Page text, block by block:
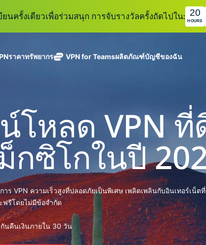
นครั้งเดียวเพื่อร่วมสนุก การจับรางวัลครั้งถัดไปใน: 20
HOURS
งบริการออนไลน์อย่างปลอดภัย
VPN สำหรับเล่นเกม
จดูคุณสมบัติทั้งหมด
เกี่ยวกับ ExpressVPN
การสมัครสมาชิกหนึ่งบัญชีจะมอบการเข้าถึงชุดเ
และความปลอดภัยที่มีการเพิ่มขึ้นอย่างต่อเนื่อง
อย่างราบรื่นเพื่อยกระดับชีวิตดิจิทัลของคุณ
ดูผลิตภัณฑ์ทั้งหมด
ใหม่
ราคาทรัพยากร
วิธีใช้งาน VPN
อธิบายการเข้ารหัสของ VPN
VPN for Teamsผลิตภัณฑ์
ร์ฟเวอร์
ยใน
113
ปกป้องกล่องข้อความ
ขาเข้าและตัวตนของ
คุณ
ารรหัส
ความ
การ
ตน
และ
ExpressAI
AI สำหรับผู้
บริโภคราย
แรกที่ขับ
เคลื่อนโดย
confidential
computing
สำหรับความ
holiday.com
eSIM
eSIM ฟรีใน
กว่า 150
ประเทศ
Award-
winning
macOS
antivirus,
firewall,
system tools,
and more.
บัญชีของฉัน
โหลด VPN ที่
กซิโกในปี
VPN ความเร็วสูงที่ปลอดภัยเป็นพิเศษ เพลิดเพลินกับอินเทอร์เน็ตที่
ฟรีโดยไม่มีข้อจำกัด
นคืนเงินภายใน 30 วัน